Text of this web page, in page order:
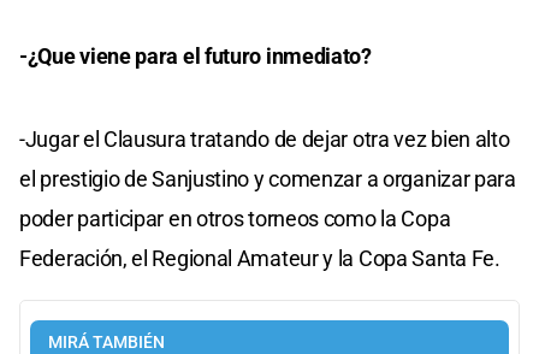
-¿Que viene para el futuro inmediato?
-Jugar el Clausura tratando de dejar otra vez bien alto
el prestigio de Sanjustino y comenzar a organizar para
poder participar en otros torneos como la Copa
Federación, el Regional Amateur y la Copa Santa Fe.
MIRÁ TAMBIÉN